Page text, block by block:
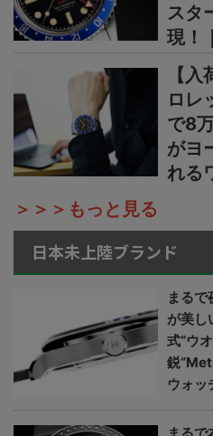
スタ
現！
【
ロレ
で8
がヨ
れる
＞＞＞もっと見る
日本未上陸ブランド
まる
が美し
式”ウ
鋭
ウォッ
まる